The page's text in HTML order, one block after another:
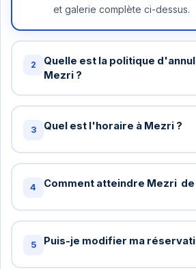
et galerie complète ci-dessus.
2
Quelle est la politique
Mezri ?
Annulation gratuite jusqu'à 48
arrivée à Mezri . Au-delà, une
conditions différentes -
3 Quel est l'horaire à Mezri ?
Check-in standard: 15h /
chez Mezri . Vous pouvez
disponibilité). Nous
4 Comment atteindre Mezri
Oui! Pour les réservations de
transfert aéroport est gratuit.
5 Puis-je modifier ma